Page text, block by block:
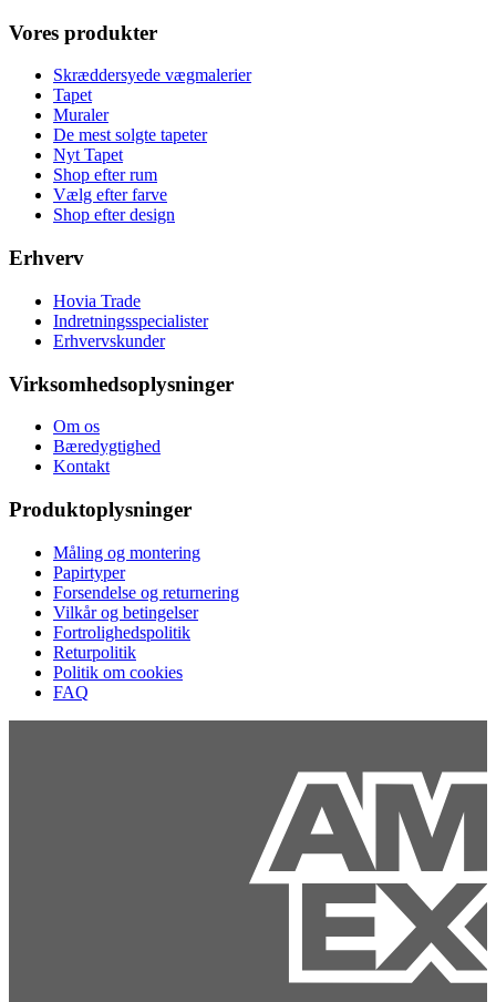
Vores produkter
Skræddersyede vægmalerier
Tapet
Muraler
De mest solgte tapeter
Nyt Tapet
Shop efter rum
Vælg efter farve
Shop efter design
Erhverv
Hovia Trade
Indretningsspecialister
Erhvervskunder
Virksomhedsoplysninger
Om os
Bæredygtighed
Kontakt
Produktoplysninger
Måling og montering
Papirtyper
Forsendelse og returnering
Vilkår og betingelser
Fortrolighedspolitik
Returpolitik
Politik om cookies
FAQ